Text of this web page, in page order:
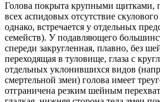
Голова покрыта крупными щитками,
всех аспидовых отсутствие
однако, встречается у отдельных
семейств). У подавляющего
спереди закругленная, плавно, без
переходящая в туловище, глаза с
отдельных уклонившихся видов
смертельной змеи) голова имеет
отграничена резким шейным